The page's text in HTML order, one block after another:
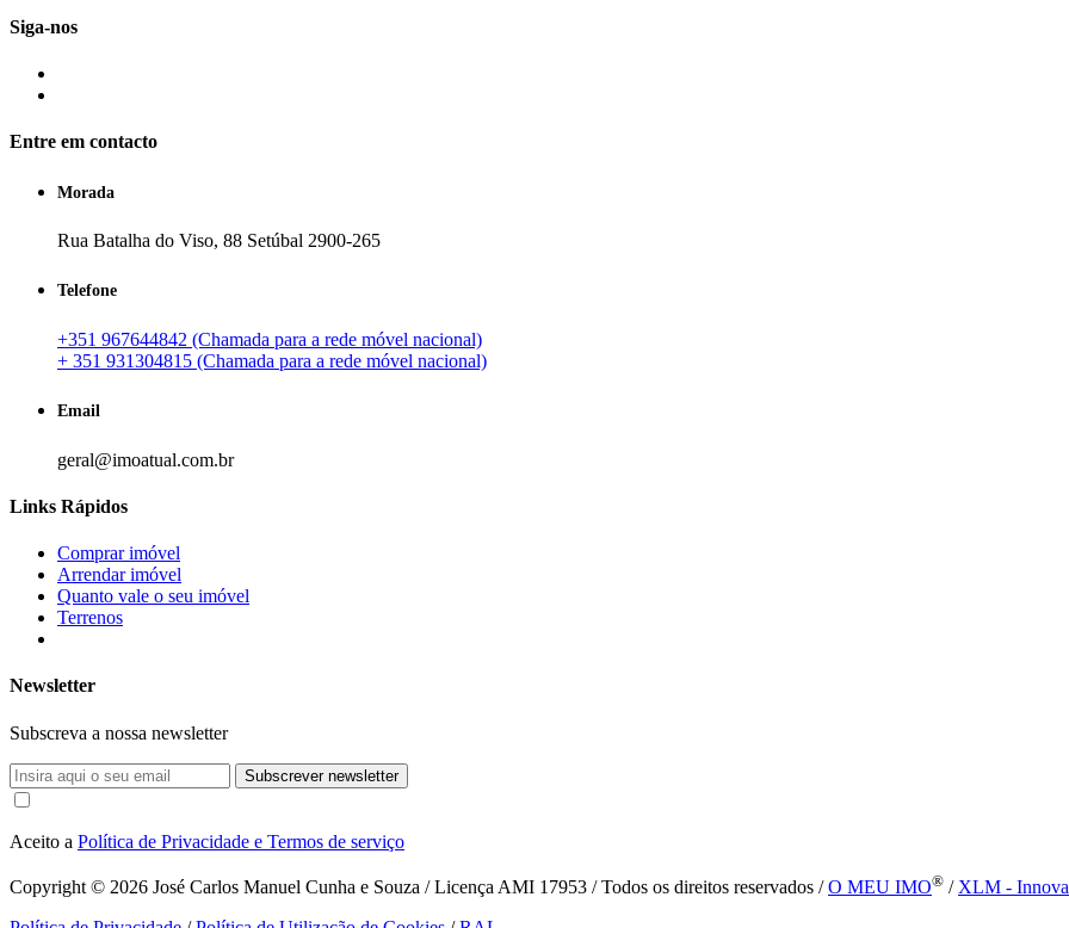
Siga-nos
Entre em contacto
Morada
Rua Batalha do Viso, 88 Setúbal 2900-265
Telefone
+351 967644842 (Chamada para a rede móvel nacional)
+ 351 931304815 (Chamada para a rede móvel nacional)
Email
geral@imoatual.com.br
Links Rápidos
Comprar imóvel
Arrendar imóvel
Quanto vale o seu imóvel
Terrenos
Newsletter
Subscreva a nossa newsletter
Subscrever newsletter
Aceito a Política de Privacidade e Termos de serviço
Copyright © 2026 José Carlos Manuel Cunha e Souza / Licença AMI 17953 / Todos os direitos reservados /O MEU IMO® / XLM -